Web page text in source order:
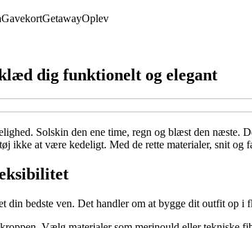
GavekortGetawayOplev
dig funktionelt og elegant
Solskin den ene time, regn og blæst den næste.
ikke at være kedeligt. Med de rette materialer, snit og
din bedste ven. Det handler om at bygge dit outfit op i